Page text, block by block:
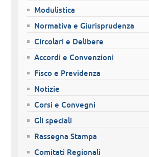
Modulistica
Normativa e Giurisprudenza
Circolari e Delibere
Accordi e Convenzioni
Fisco e Previdenza
Notizie
Corsi e Convegni
Gli speciali
Rassegna Stampa
Comitati Regionali